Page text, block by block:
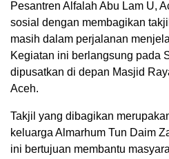
Pesantren Alfalah Abu Lam U,
sosial dengan membagikan
masih dalam perjalanan
Kegiatan ini berlangsung pada
dipusatkan di depan Masjid
Aceh.
Takjil yang dibagikan
keluarga Almarhum Tun Daim
ini bertujuan membantu